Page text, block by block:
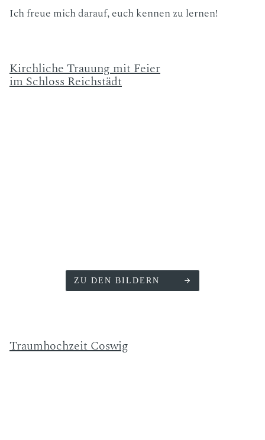
Ich freue mich darauf, euch kennen zu lernen!
Kirchliche Trauung mit Feier
im Schloss Reichstädt
ZU DEN BILDERN
Traumhochzeit Coswig